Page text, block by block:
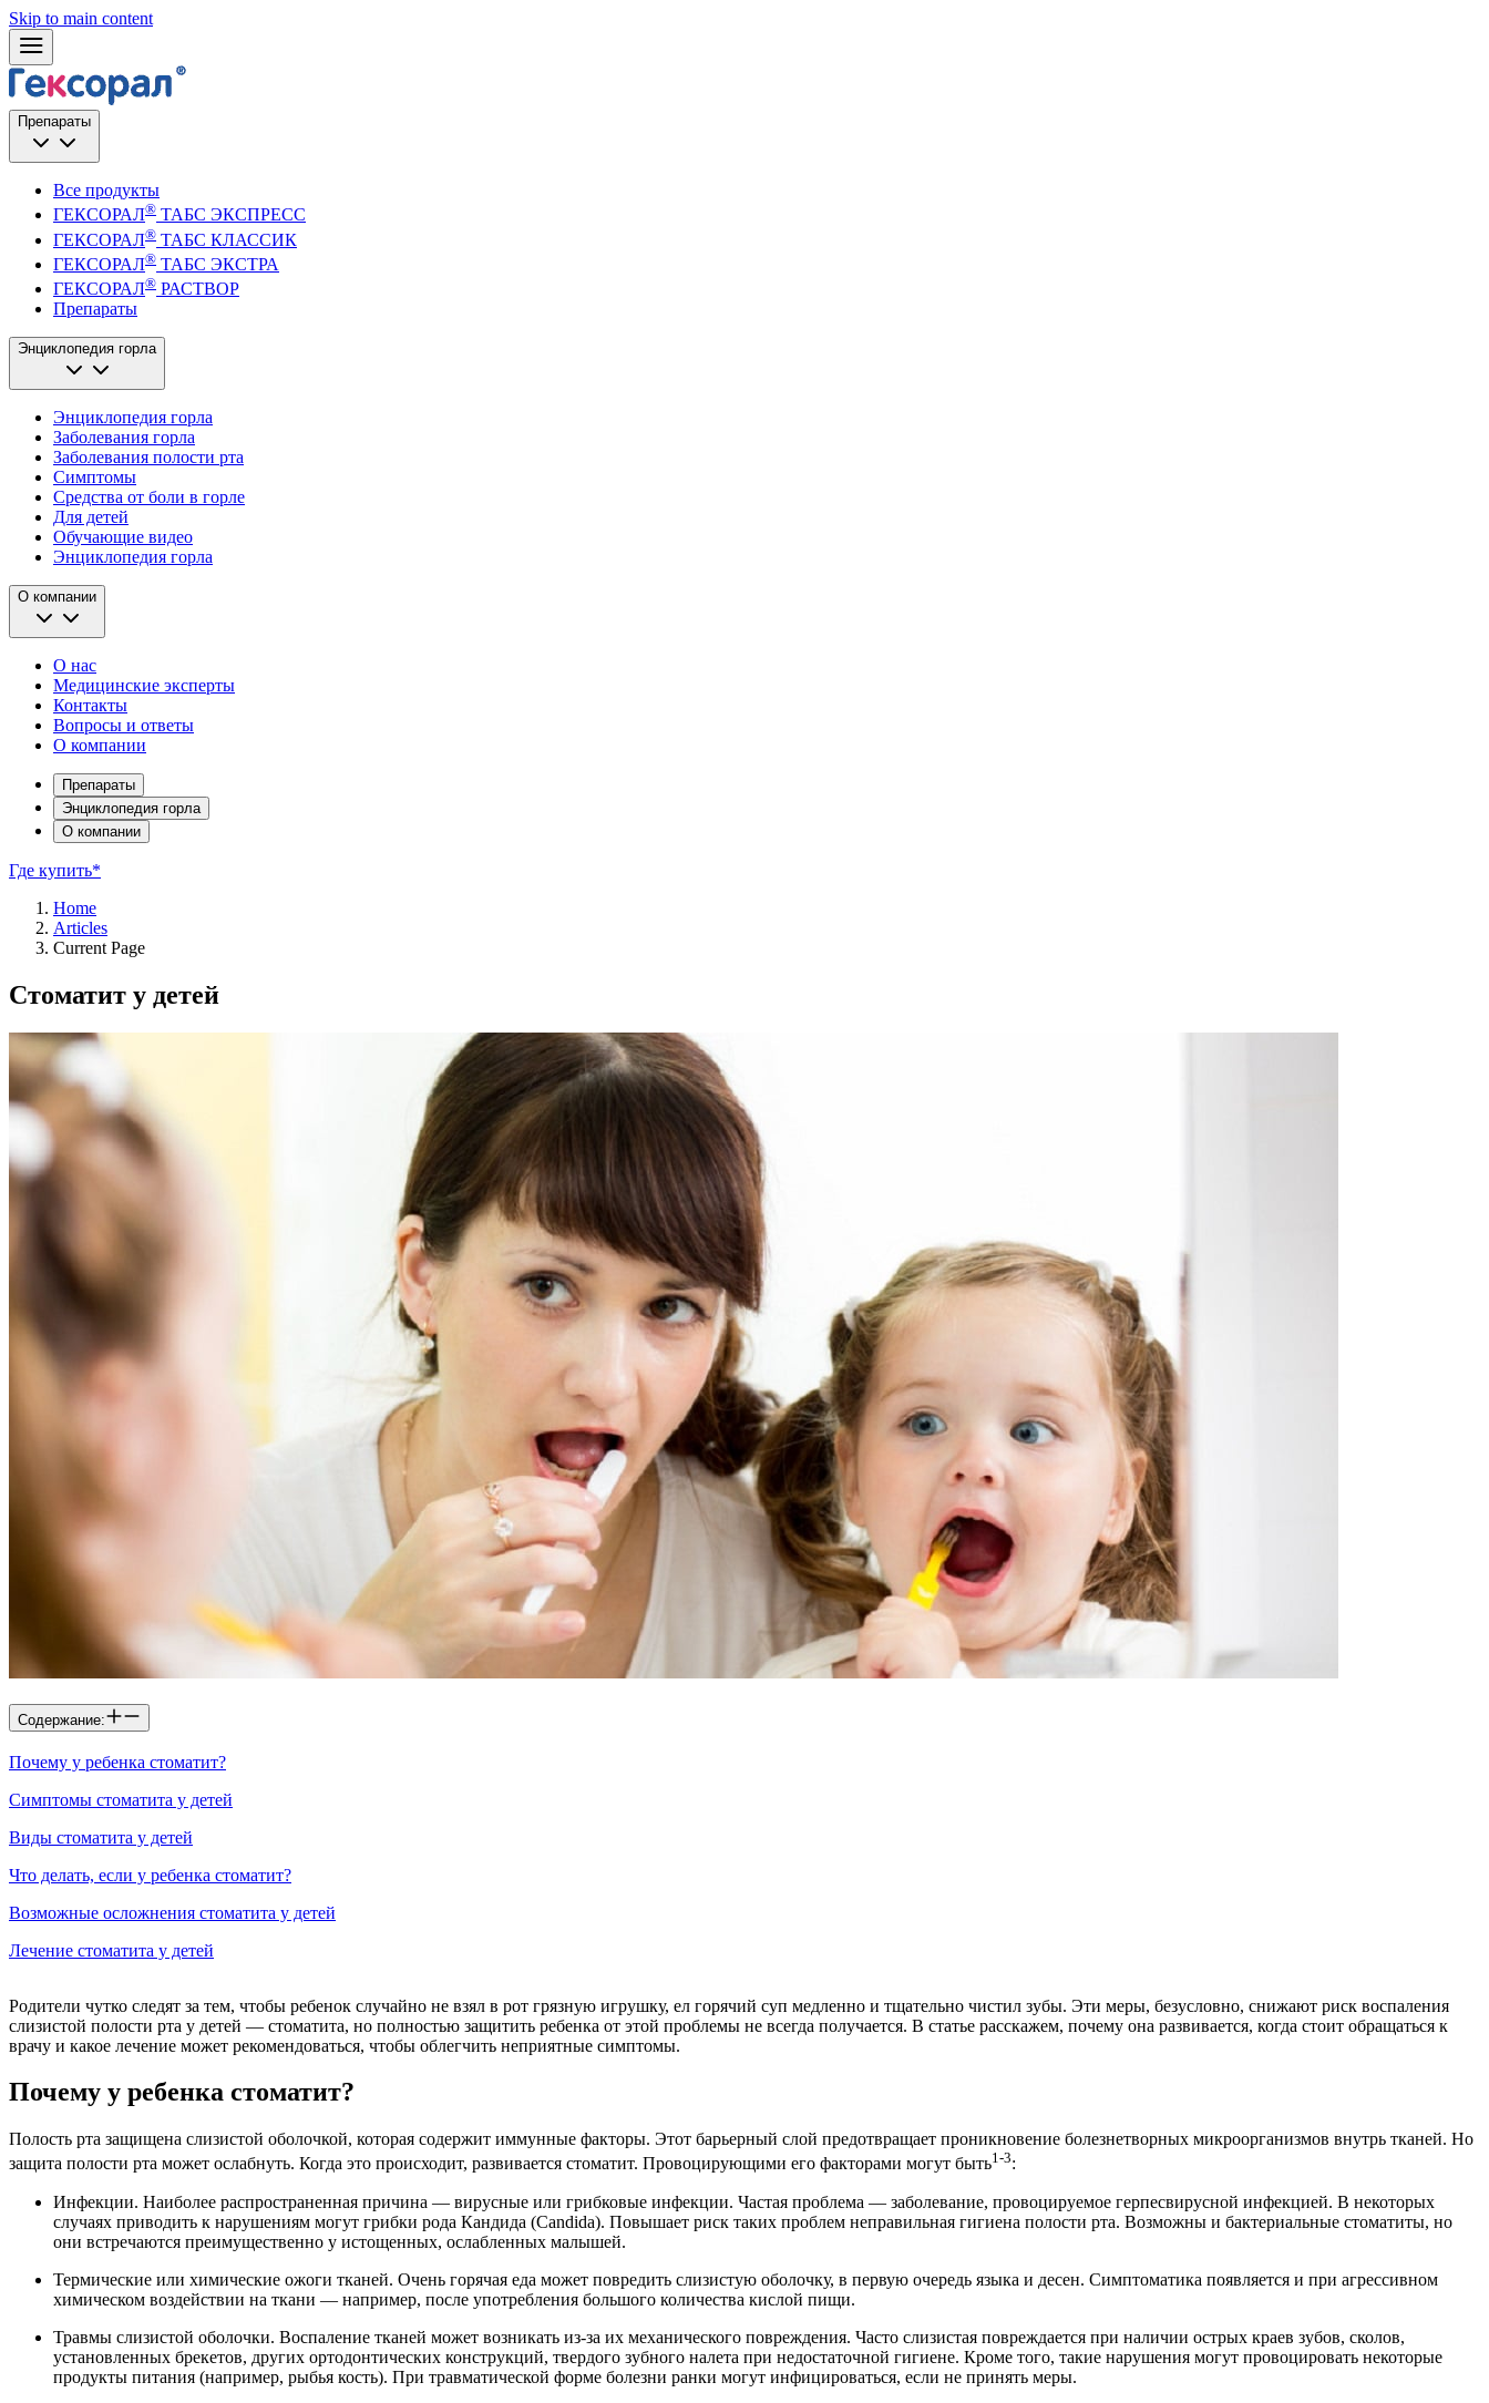
Skip to main content
Препараты
Все продукты
ГЕКСОРАЛ® ТАБС ЭКСПРЕСС
ГЕКСОРАЛ® ТАБС КЛАССИК
ГЕКСОРАЛ® ТАБС ЭКСТРА
ГЕКСОРАЛ® РАСТВОР
Препараты
Энциклопедия горла
Энциклопедия горла
Заболевания горла
Заболевания полости рта
Симптомы
Средства от боли в горле
Для детей
Обучающие видео
Энциклопедия горла
О компании
О нас
Медицинские эксперты
Контакты
Вопросы и ответы
О компании
Препараты
Энциклопедия горла
О компании
Где купить*
Home
Articles
Current Page
Стоматит у детей
Содержание:
Почему у ребенка стоматит?
Симптомы стоматита у детей
Виды стоматита у детей
Что делать, если у ребенка стоматит?
Возможные осложнения стоматита у детей
Лечение стоматита у детей
Родители чутко следят за тем, чтобы ребенок случайно не взял в рот грязную игрушку, ел горячий суп медленно и тщательно чистил зубы. Эти меры, безусловно, снижают риск воспаления
слизистой полости рта у детей — стоматита, но полностью защитить ребенка от этой проблемы не всегда получается. В статье расскажем, почему она развивается, когда стоит обращаться к
врачу и какое лечение может рекомендоваться, чтобы облегчить неприятные симптомы.
Почему у ребенка стоматит?
Полость рта защищена слизистой оболочкой, которая содержит иммунные факторы. Этот барьерный слой предотвращает проникновение болезнетворных микроорганизмов внутрь тканей. Но
защита полости рта может ослабнуть. Когда это происходит, развивается стоматит. Провоцирующими его факторами могут быть1-3:
Инфекции. Наиболее распространенная причина — вирусные или грибковые инфекции. Частая проблема — заболевание, провоцируемое герпесвирусной инфекцией. В некоторых
случаях приводить к нарушениям могут грибки рода Кандида (Candida). Повышает риск таких проблем неправильная гигиена полости рта. Возможны и бактериальные стоматиты, но
они встречаются преимущественно у истощенных, ослабленных малышей.
Термические или химические ожоги тканей. Очень горячая еда может повредить слизистую оболочку, в первую очередь языка и десен. Симптоматика появляется и при агрессивном
химическом воздействии на ткани — например, после употребления большого количества кислой пищи.
Травмы слизистой оболочки. Воспаление тканей может возникать из-за их механического повреждения. Часто слизистая повреждается при наличии острых краев зубов, сколов,
установленных брекетов, других ортодонтических конструкций, твердого зубного налета при недостаточной гигиене. Кроме того, такие нарушения могут провоцировать некоторые
продукты питания (например, рыбья кость). При травматической форме болезни ранки могут инфицироваться, если не принять меры.